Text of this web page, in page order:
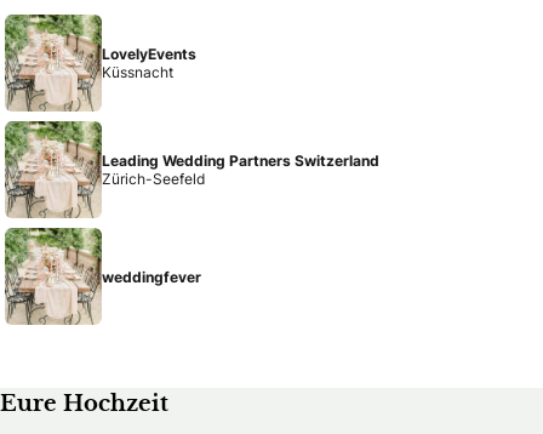
LovelyEvents
Küssnacht
Leading Wedding Partners Switzerland
Zürich-Seefeld
weddingfever
Eure Hochzeit